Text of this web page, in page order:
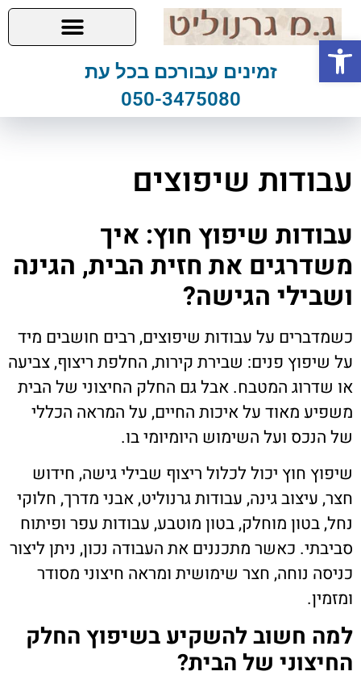
זמינים עבורכם בכל עת
050-3475080
עבודות שיפוצים
עבודות שיפוץ חוץ: איך
משדרגים את חזית הבית, הגינה
ושבילי הגישה?
כשמדברים על עבודות שיפוצים, רבים חושבים מיד
על שיפוץ פנים: שבירת קירות, החלפת ריצוף, צביעה
או שדרוג המטבח. אבל גם החלק החיצוני של הבית
משפיע מאוד על איכות החיים, על המראה הכללי
של הנכס ועל השימוש היומיומי בו.
שיפוץ חוץ יכול לכלול ריצוף שבילי גישה, חידוש
חצר, עיצוב גינה, עבודות גרנוליט, אבני מדרך, חלוקי
נחל, בטון מוחלק, בטון מוטבע, עבודות עפר ופיתוח
סביבתי. כאשר מתכננים את העבודה נכון, ניתן ליצור
כניסה נוחה, חצר שימושית ומראה חיצוני מסודר
ומזמין.
למה חשוב להשקיע בשיפוץ החלק
החיצוני של הבית?
פתח סרגל נגישות